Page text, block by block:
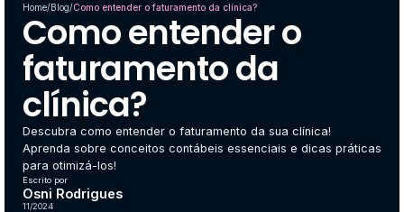
Home/Blog/Como entender o faturamento da clínica?
Como entender o
faturamento da
clínica?
Descubra como entender o faturamento da sua clínica!
Aprenda sobre conceitos contábeis essenciais e dicas práticas
para otimizá-los!
Escrito por
Osni Rodrigues
11/2024